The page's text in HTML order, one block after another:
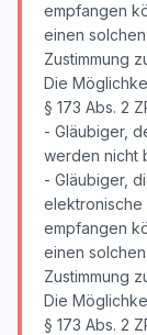
empfangen
einen
Zustimmung
Die
§ 173 Abs. 2
- Gläubiger,
werden nicht
- Gläubiger,
elektronische
empfangen
einen
Zustimmung
Die
§ 173 Abs. 2